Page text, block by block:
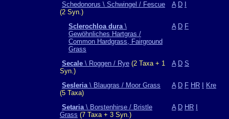
Schedonorus \ Schwingel / Fescue
(2 Syn.)
A D
Sclerochloa dura\
Gewöhnliches Hartgras /
Common Hardgrass, Fairground
Grass
A D F
Secale \ Roggen / Rye (2 Taxa + 1
Syn.)
A D S
Sesleria\ Blaugras / Moor Grass
(5 Taxa)
A D F HR Kre
Setaria\ Borstenhirse / Bristle
Grass (7 Taxa + 3 Syn.)
A D HR